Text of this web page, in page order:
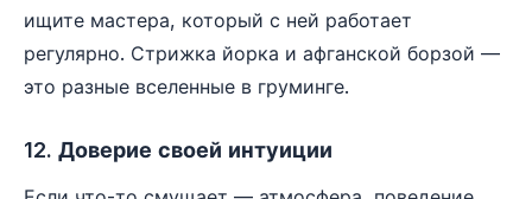
ищите мастера, который с ней работает
регулярно. Стрижка йорка и афганской борзой —
это разные вселенные в груминге.
12. Доверие своей интуиции